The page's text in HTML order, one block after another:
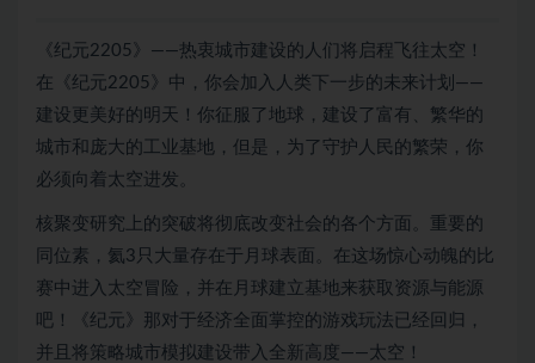
《纪元2205》——热衷城市建设的人们将启程飞往太空！
在《纪元2205》中，你会加入人类下一步的未来计划——
建设更美好的明天！你征服了地球，建设了富有、繁华的
城市和庞大的工业基地，但是，为了守护人民的繁荣，你
必须向着太空进发。
核聚变研究上的突破将彻底改变社会的各个方面。重要的
同位素，氦3只大量存在于月球表面。在这场惊心动魄的比
赛中进入太空冒险，并在月球建立基地来获取资源与能源
吧！《纪元》那对于经济全面掌控的游戏玩法已经回归，
并且将策略城市模拟建设带入全新高度——太空！